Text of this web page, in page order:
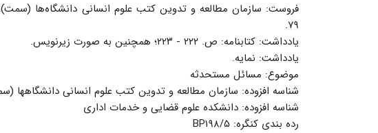
۷۹.‬
یادداشت: ‫کتابنامه: ص. ۲۲۲ - ۲۲۳؛ همچنین به صورت زیرنویس.‬
‏یادداشت: نمایه.
‏موضوع: مسائل مستحدثه
‏شناسه افزوده: ‏‫سازمان مطالعه و تدوین کتب علوم انسانی دانشگاهها‏‫ (سمت)‏‫. مرکز تحقیق و توسعه علوم انسانی
‏شناسه افزوده: دانشکده علوم قضایی و خدمات اداری
‏رده بندی کنگره: ‏‫‬‭‭BP۱۹۸/۵